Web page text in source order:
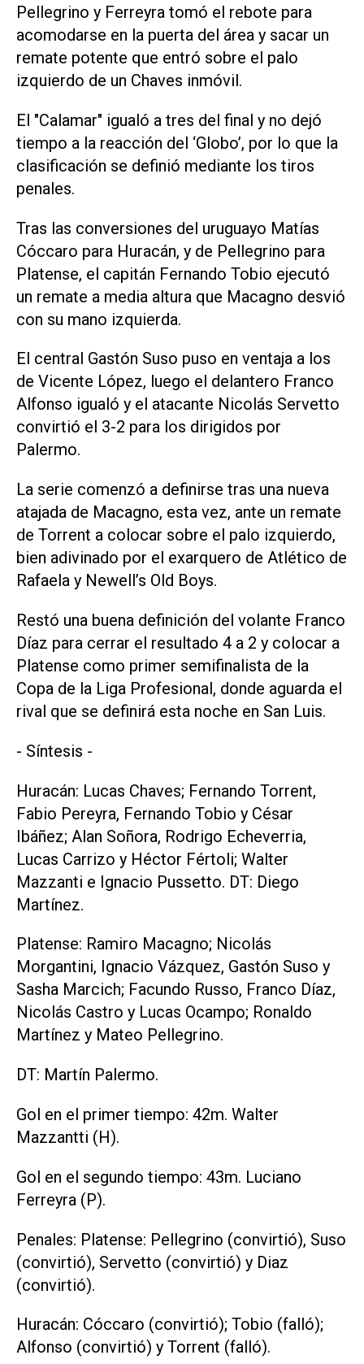
Pellegrino y Ferreyra tomó el rebote para
acomodarse en la puerta del área y sacar un
remate potente que entró sobre el palo
izquierdo de un Chaves inmóvil.
El "Calamar" igualó a tres del final y no dejó
tiempo a la reacción del ‘Globo’, por lo que la
clasificación se definió mediante los tiros
penales.
Tras las conversiones del uruguayo Matías
Cóccaro para Huracán, y de Pellegrino para
Platense, el capitán Fernando Tobio ejecutó
un remate a media altura que Macagno desvió
con su mano izquierda.
El central Gastón Suso puso en ventaja a los
de Vicente López, luego el delantero Franco
Alfonso igualó y el atacante Nicolás Servetto
convirtió el 3-2 para los dirigidos por
Palermo.
La serie comenzó a definirse tras una nueva
atajada de Macagno, esta vez, ante un remate
de Torrent a colocar sobre el palo izquierdo,
bien adivinado por el exarquero de Atlético de
Rafaela y Newell’s Old Boys.
Restó una buena definición del volante Franco
Díaz para cerrar el resultado 4 a 2 y colocar a
Platense como primer semifinalista de la
Copa de la Liga Profesional, donde aguarda el
rival que se definirá esta noche en San Luis.
- Síntesis -
Huracán: Lucas Chaves; Fernando Torrent,
Fabio Pereyra, Fernando Tobio y César
Ibáñez; Alan Soñora, Rodrigo Echeverria,
Lucas Carrizo y Héctor Fértoli; Walter
Mazzanti e Ignacio Pussetto. DT: Diego
Martínez.
Platense: Ramiro Macagno; Nicolás
Morgantini, Ignacio Vázquez, Gastón Suso y
Sasha Marcich; Facundo Russo, Franco Díaz,
Nicolás Castro y Lucas Ocampo; Ronaldo
Martínez y Mateo Pellegrino.
DT: Martín Palermo.
Gol en el primer tiempo: 42m. Walter
Mazzantti (H).
Gol en el segundo tiempo: 43m. Luciano
Ferreyra (P).
Penales: Platense: Pellegrino (convirtió), Suso
(convirtió), Servetto (convirtió) y Diaz
(convirtió).
Huracán: Cóccaro (convirtió); Tobio (falló);
Alfonso (convirtió) y Torrent (falló).